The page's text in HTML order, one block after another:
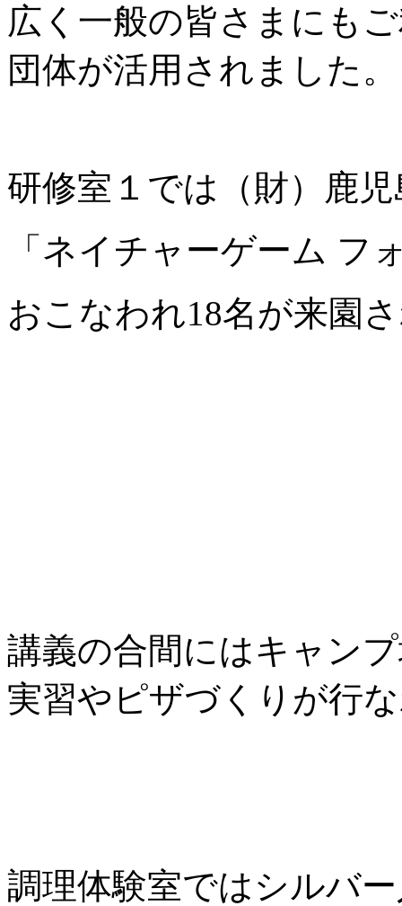
広く一般の皆さまにも
団体が活用されました。
研修室１では（財）鹿
「ネイチャーゲーム フ
おこなわれ18名が来園
講義の合間にはキャン
実習やピザづくりが行
調理体験室ではシルバ